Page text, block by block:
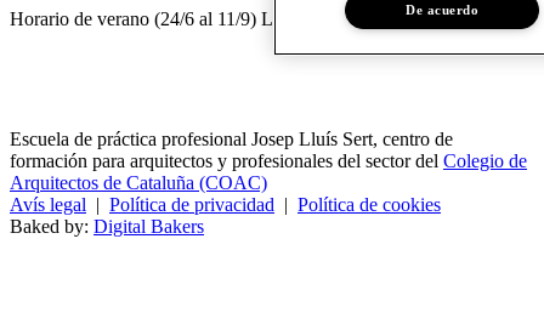
Horario de verano (24/6 al 11/9) LL a V de 8.30 a 14 h.
Escuela de práctica profesional Josep Lluís Sert, centro de
formación para arquitectos y profesionales del sector del Colegio de
Arquitectos de Cataluña (COAC)
Avís legal | Política de privacidad | Política de cookies
Baked by: Digital Bakers
De acuerdo